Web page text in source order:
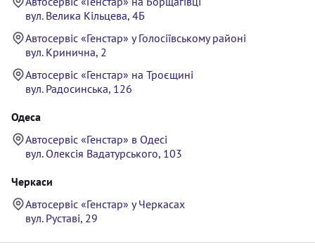
вул. Велика Кільцева, 4Б
Автосервіс «Генстар» у Голосіївському районі
вул. Кринична, 2
Автосервіс «Генстар» на Троєщині
вул. Радосинська, 126
Одеса
Автосервіс «Генстар» в Одесі
вул. Олексія Вадатурського, 103
Черкаси
Автосервіс «Генстар» у Черкасах
вул. Руставі, 29